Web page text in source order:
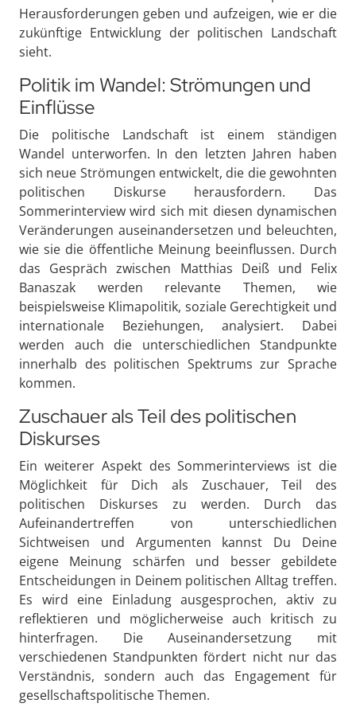
Herausforderungen geben und aufzeigen, wie er die
zukünftige Entwicklung der politischen Landschaft
sieht.
Politik im Wandel: Strömungen und
Einflüsse
Die politische Landschaft ist einem ständigen
Wandel unterworfen. In den letzten Jahren haben
sich neue Strömungen entwickelt, die die gewohnten
politischen Diskurse herausfordern. Das
Sommerinterview wird sich mit diesen dynamischen
Veränderungen auseinandersetzen und beleuchten,
wie sie die öffentliche Meinung beeinflussen. Durch
das Gespräch zwischen Matthias Deiß und Felix
Banaszak werden relevante Themen, wie
beispielsweise Klimapolitik, soziale Gerechtigkeit und
internationale Beziehungen, analysiert. Dabei
werden auch die unterschiedlichen Standpunkte
innerhalb des politischen Spektrums zur Sprache
kommen.
Zuschauer als Teil des politischen
Diskurses
Ein weiterer Aspekt des Sommerinterviews ist die
Möglichkeit für Dich als Zuschauer, Teil des
politischen Diskurses zu werden. Durch das
Aufeinandertreffen von unterschiedlichen
Sichtweisen und Argumenten kannst Du Deine
eigene Meinung schärfen und besser gebildete
Entscheidungen in Deinem politischen Alltag treffen.
Es wird eine Einladung ausgesprochen, aktiv zu
reflektieren und möglicherweise auch kritisch zu
hinterfragen. Die Auseinandersetzung mit
verschiedenen Standpunkten fördert nicht nur das
Verständnis, sondern auch das Engagement für
gesellschaftspolitische Themen.